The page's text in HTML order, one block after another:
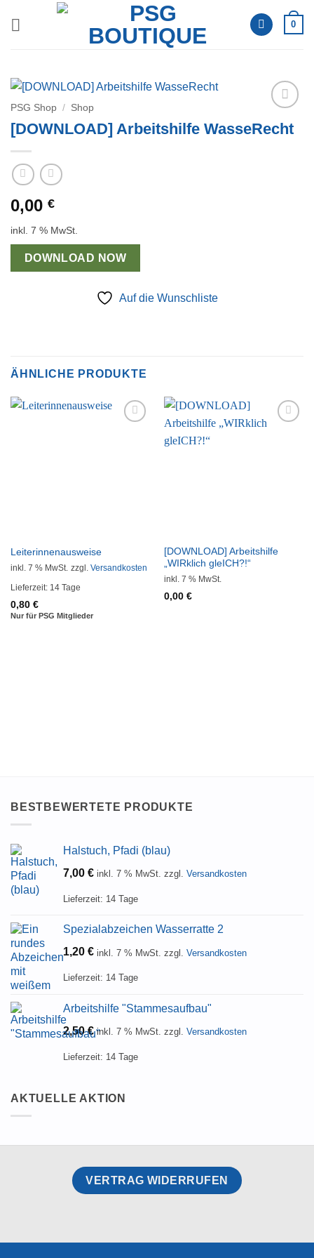
0
Auf die
Wunschliste
PSG Shop / Shop
[DOWNLOAD] Arbeitshilfe WasseRecht
0,00 €
inkl. 7 % MwSt.
DOWNLOAD NOW
Auf die Wunschliste
ÄHNLICHE PRODUKTE
Leiterinnenausweise
inkl. 7 % MwSt. zzgl. Versandkosten
Lieferzeit: 14 Tage
0,80 €
Nur für PSG Mitglieder
[DOWNLOAD] Arbeitshilfe
„WIRklich gleICH?!“
inkl. 7 % MwSt.
0,00 €
BESTBEWERTETE PRODUKTE
Halstuch, Pfadi (blau)
7,00 € inkl. 7 % MwSt. zzgl. Versandkosten
Lieferzeit: 14 Tage
Spezialabzeichen Wasserratte 2
1,20 € inkl. 7 % MwSt. zzgl. Versandkosten
Lieferzeit: 14 Tage
Arbeitshilfe "Stammesaufbau"
2,50€ inkl. 7 % MwSt. zzgl. Versandkosten
Lieferzeit: 14 Tage
AKTUELLE AKTION
VERTRAG WIDERRUFEN